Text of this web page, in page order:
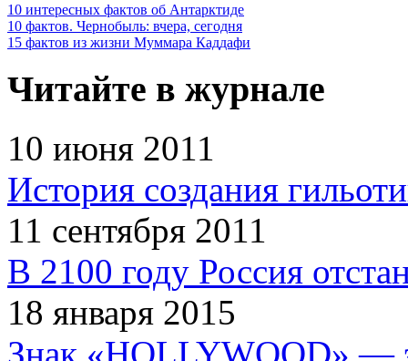
10 интересных фактов об Антарктиде
10 фактов. Чернобыль: вчера, сегодня
15 фактов из жизни Муммара Каддафи
Читайте в журнале
10 июня 2011
История создания
11 сентября 2011
В 2100 году Россия
18 января 2015